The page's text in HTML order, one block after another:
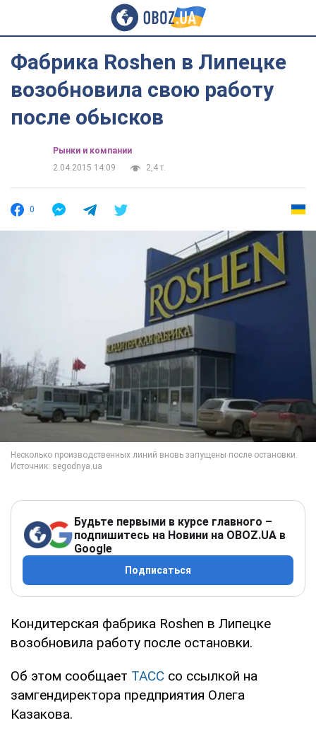
Фабрика Roshen в Липецке
возобновила свою работу
после обысков
Рынки и компании
2.04.2015 14:09
2,4 т.
0
Будьте первыми в курсе главного –
подпишитесь на Новини на OBOZ.UA в
Google
Подписаться
Кондитерская фабрика Roshen в Липецке
возобновила работу после остановки.
Об этом сообщает ТАСС со ссылкой на
замгендиректора предприятия Олега
Казакова.